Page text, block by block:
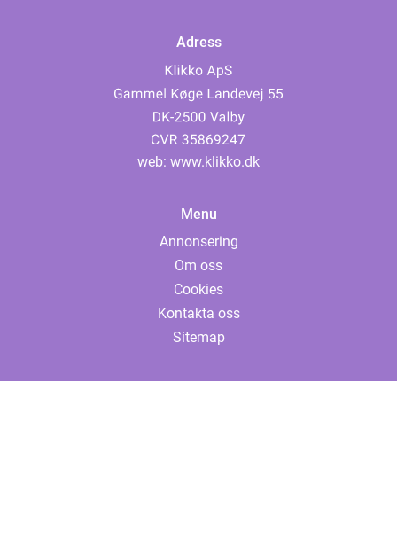
Adress
web: www.klikko.dk
Menu
Annonsering
Om oss
Cookies
Kontakta oss
Sitemap